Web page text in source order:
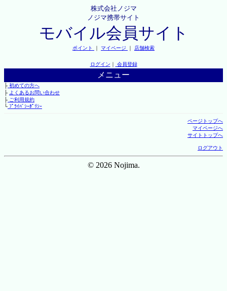
株式会社ノジマ
ノジマ携帯サイト
モバイル会員サイト
ポイント ｜ マイページ ｜ 店舗検索
ログイン ｜ 会員登録
メニュー
├初めての方へ
├ よくあるお問い合わせ
├ご利用規約
└ﾌﾟﾗｲﾊﾞｼｰﾎﾟﾘｼｰ
ページトップへ
マイページへ
サイトトップへ
ログアウト
© 2026 Nojima.